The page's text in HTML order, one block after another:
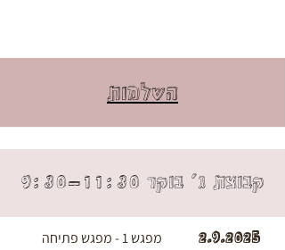
השלמות
קבוצת ג׳ בוקר 9:30-11:30
2.9.2025 מפגש 1 - מפג ש פתיחה